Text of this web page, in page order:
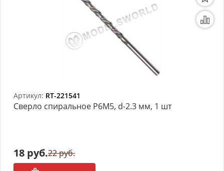
Артикул: RT-221541
Сверло спиральное Р6М5, d-2.3 мм, 1 шт
18 руб.22 руб.